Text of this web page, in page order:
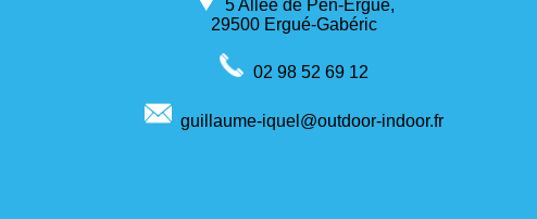
5 Allée de Pen-Ergué,
29500 Ergué-Gabéric
02 98 52 69 12
guillaume-iquel@outdoor-indoor.fr